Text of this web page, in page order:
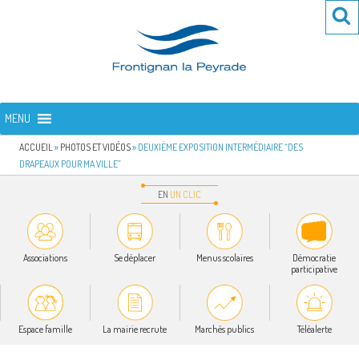
FRONTIGNAN LA PEYRADE
MENU
ACCUEIL » PHOTOS ET VIDÉOS» DEUXIÈME EXPOSITION INTERMÉDIAIRE “DES
DRAPEAUX POUR MA VILLE”
EN UN CLIC
Associations Se déplacer Menus scolaires
Démocratie
participative
Espace famille La mairie recrute Marchés publics Téléalerte